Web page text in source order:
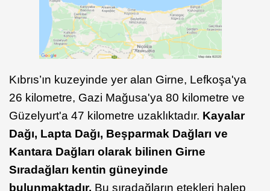
Kıbrıs’ın kuzeyinde yer alan Girne, Lefkoşa'ya
26 kilometre, Gazi Mağusa'ya 80 kilometre ve
Güzelyurt'a 47 kilometre uzaklıktadır. Kayalar
Dağı, Lapta Dağı, Beşparmak Dağları ve
Kantara Dağları olarak bilinen Girne
Sıradağları kentin güneyinde
bulunmaktadır. Bu sıradağların etekleri halep